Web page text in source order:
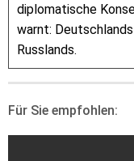
diplomatische
warnt:
Russlands.
Für Sie empfohlen: